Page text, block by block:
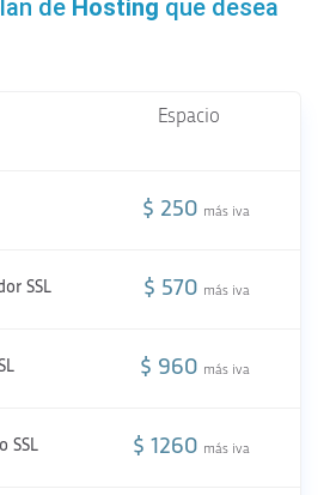
de Hosting que desea
Espacio
$ 250 más iva
SSL $ 570 más iva
$ 960 más iva
SSL $ 1260 más iva